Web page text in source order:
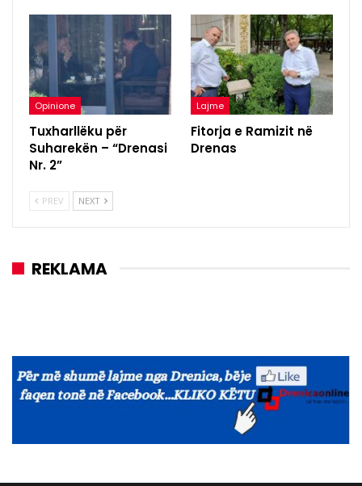
Opinione
Tuxharllëku për
Suharekën – “Drenasi
Nr. 2”
Lajme
Fitorja e Ramizit në
Drenas
PREV NEXT
REKLAMA